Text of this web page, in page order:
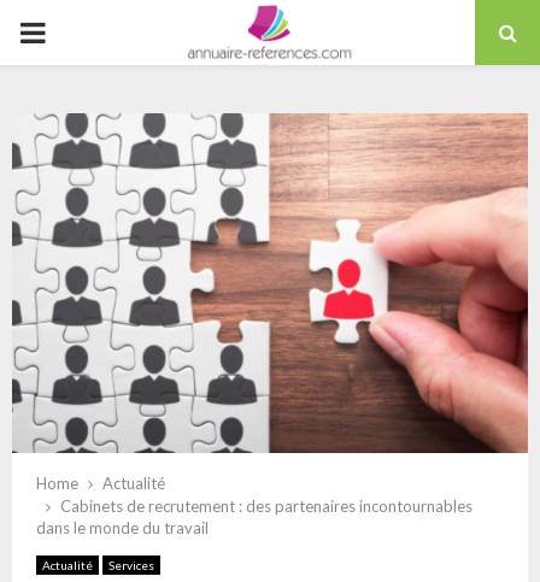
content
PRIMARY
Home
Actualité
Cabinets de recrutement : des partenaires incontournables
dans le monde du travail
Actualité Services